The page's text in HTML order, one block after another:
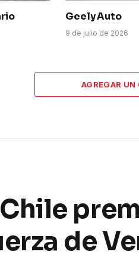
Geely Auto
9 de julio de 2026
AGREGAR
de